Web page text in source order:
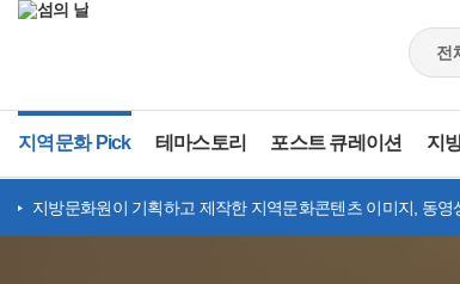
지역문화 Pick 테마스토리 포스트 큐레이션 지
지방문화원이 기획하고 제작한 지역문화콘텐츠 이미지, 동영